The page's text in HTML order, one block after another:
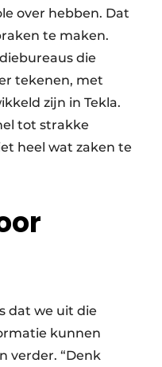
over hebben. Dat
te maken.
die
tekenen, met
zijn in Tekla.
tot strakke
heel wat zaken te
dat we uit die
kunnen
verder. “Denk